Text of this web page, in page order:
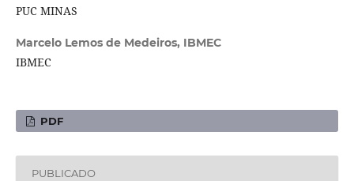
PUC MINAS
Marcelo Lemos de Medeiros, IBMEC
IBMEC
PDF
PUBLICADO